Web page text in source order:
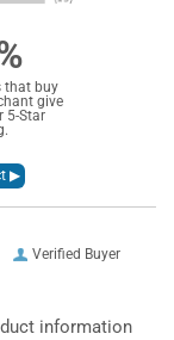
that buy
give
5-Star
Verified Buyer
information